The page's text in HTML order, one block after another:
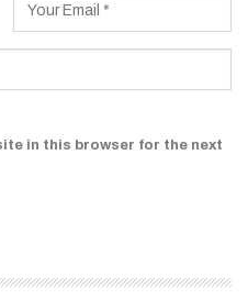
in this browser for the next